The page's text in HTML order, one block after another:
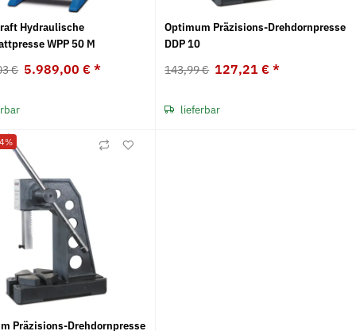
Hydraulische
WPP 50 M
€ 5.989,00 € *
Optimum Präzisions-Drehdornpresse
DDP 10
143,99 € 127,21 € *
lieferbar
Präzisions-Drehdornpresse